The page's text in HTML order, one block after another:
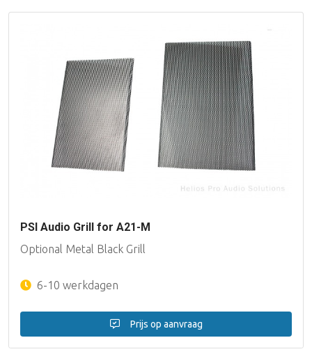
PSI Audio Grill for A21-M
Optional Metal Black Grill
6-10 werkdagen
Prijs op aanvraag